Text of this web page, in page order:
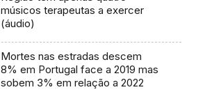
músicos terapeutas a exercer
(áudio)
Mortes nas estradas descem
8% em Portugal face a 2019 mas
sobem 3% em relação a 2022